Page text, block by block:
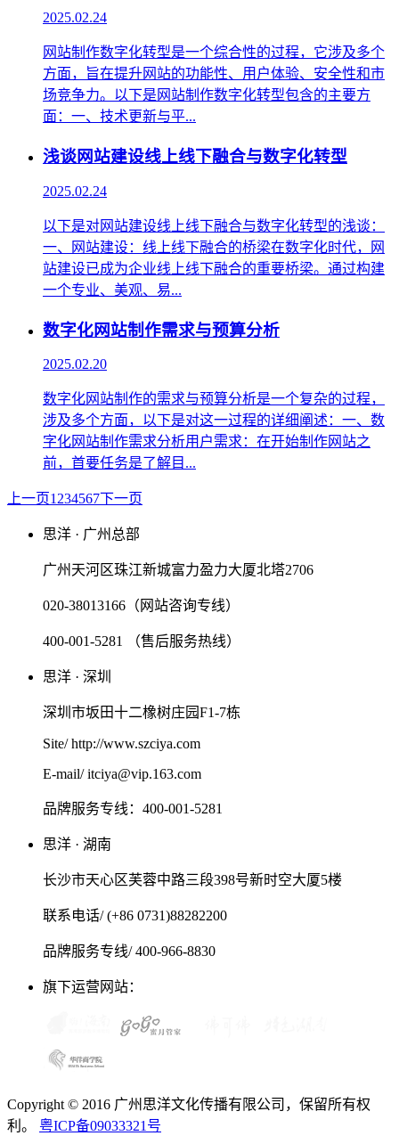
2025.02.24
网站制作数字化转型是一个综合性的过程，它涉及多个
方面，旨在提升网站的功能性、用户体验、安全性和市
场竞争力。以下是网站制作数字化转型包含的主要方
面：一、技术更新与平...
浅谈网站建设线上线下融合与数字化转型
2025.02.24
以下是对网站建设线上线下融合与数字化转型的浅谈：
一、网站建设：线上线下融合的桥梁在数字化时代，网
站建设已成为企业线上线下融合的重要桥梁。通过构建
一个专业、美观、易...
数字化网站制作需求与预算分析
2025.02.20
数字化网站制作的需求与预算分析是一个复杂的过程，
涉及多个方面，以下是对这一过程的详细阐述：一、数
字化网站制作需求分析用户需求：在开始制作网站之
前，首要任务是了解目...
上一页1 234567下一页
思洋 · 广州总部
广州天河区珠江新城富力盈力大厦北塔2706
020-38013166（网站咨询专线）
400-001-5281 （售后服务热线）
思洋 · 深圳
深圳市坂田十二橡树庄园F1-7栋
Site/ http://www.szciya.com
E-mail/ itciya@vip.163.com
品牌服务专线：400-001-5281
思洋 · 湖南
长沙市天心区芙蓉中路三段398号新时空大厦5楼
联系电话/ (+86 0731)88282200
品牌服务专线/ 400-966-8830
旗下运营网站：
Copyright © 2016 广州思洋文化传播有限公司，保留所有权
利。 粤ICP备09033321号